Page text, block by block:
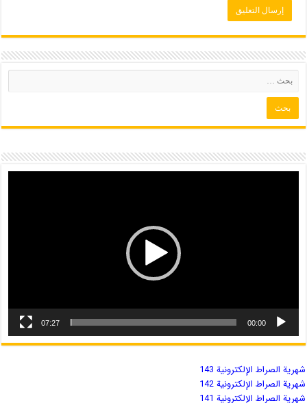
00:00
07:27
شهریة الصراط الإلكترونية 143
شهریة الصراط الإلكترونية 142
شهریة الصراط الإلكترونية 141